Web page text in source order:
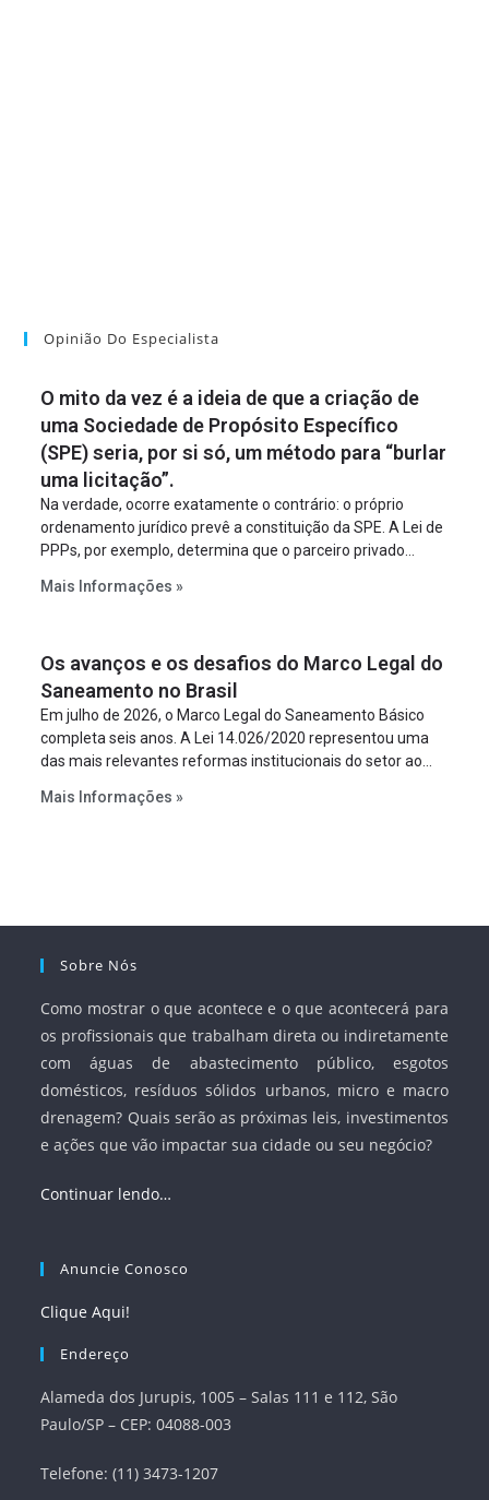
Opinião Do Especialista
O mito da vez é a ideia de que a criação de
uma Sociedade de Propósito Específico
(SPE) seria, por si só, um método para “burlar
uma licitação”.
Na verdade, ocorre exatamente o contrário: o próprio
ordenamento jurídico prevê a constituição da SPE. A Lei de
PPPs, por exemplo, determina que o parceiro privado
empreendimento. Ou seja, a suposta “fraude à licitação” é
projeto a projeto.
Mais Informações »
Os avanços e os desafios do Marco Legal do
Saneamento no Brasil
Em julho de 2026, o Marco Legal do Saneamento Básico
completa seis anos. A Lei 14.026/2020 representou uma
das mais relevantes reformas institucionais do setor ao
serviços, ampliar a participação da iniciativa privada,
Mais Informações »
Sobre Nós
Como mostrar o que acontece e o que acontecerá para
os profissionais que trabalham direta ou indiretamente
com águas de abastecimento público, esgotos
domésticos, resíduos sólidos urbanos, micro e macro
drenagem? Quais serão as próximas leis, investimentos
e ações que vão impactar sua cidade ou seu negócio?
Continuar lendo…
Anuncie Conosco
Clique Aqui!
Endereço
Alameda dos Jurupis, 1005 – Salas 111 e 112, São
Paulo/SP – CEP: 04088-003
Telefone: (11) 3473-1207